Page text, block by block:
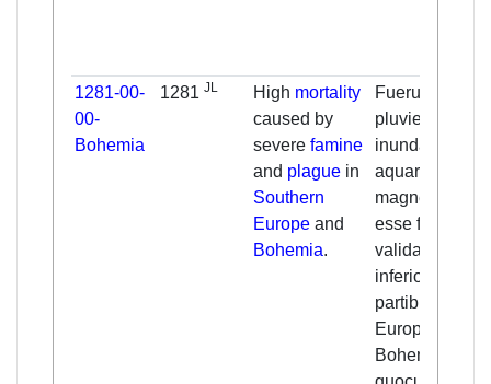
1281-00-
00-
Bohemia
1281JL High mortality
caused by
severefamine
and plague in
Southern
Europe and
Bohemia.
Fuerunt nives,
pluvie et
inundaciones
aquarum
magne, et
esse fames
valida in
inferioribus
partibus
Europe, et
Bohemi